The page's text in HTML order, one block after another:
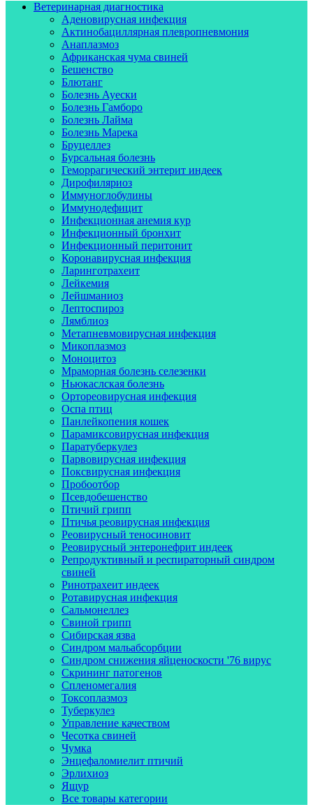
Ветеринарная диагностика
Аденовирусная инфекция
Актинобациллярная плевропневмония
Анаплазмоз
Африканская чума свиней
Бешенство
Блютанг
Болезнь Ауески
Болезнь Гамборо
Болезнь Лайма
Болезнь Марека
Бруцеллез
Бурсальная болезнь
Геморрагический энтерит индеек
Дирофиляриоз
Иммуноглобулины
Иммунодефицит
Инфекционная анемия кур
Инфекционный бронхит
Инфекционный перитонит
Коронавирусная инфекция
Ларинготрахеит
Лейкемия
Лейшманиоз
Лептоспироз
Лямблиоз
Метапневмовирусная инфекция
Микоплазмоз
Моноцитоз
Мраморная болезнь селезенки
Ньюкаслская болезнь
Ортореовирусная инфекция
Оспа птиц
Панлейкопения кошек
Парамиксовирусная инфекция
Паратуберкулез
Парвовирусная инфекция
Поксвирусная инфекция
Пробоотбор
Псевдобешенство
Птичий грипп
Птичья реовирусная инфекция
Реовирусный теносиновит
Реовирусный энтеронефрит индеек
Репродуктивный и респираторный синдром
свиней
Ринотрахеит индеек
Ротавирусная инфекция
Сальмонеллез
Свиной грипп
Сибирская язва
Синдром мальабсорбции
Синдром снижения яйценоскости '76 вирус
Скрининг патогенов
Спленомегалия
Токсоплазмоз
Туберкулез
Управление качеством
Чесотка свиней
Чумка
Энцефаломиелит птичий
Эрлихиоз
Ящур
Все товары категории